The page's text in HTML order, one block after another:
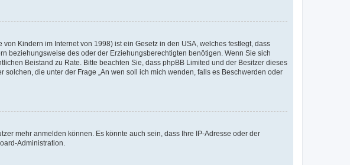
Kindern im Internet von 1998) ist ein Gesetz in den USA, welches festlegt, dass
beziehungsweise des oder der Erziehungsberechtigten benötigen. Wenn Sie sich
Beistand zu Rate. Bitte beachten Sie, dass phpBB Limited und der Besitzer dieses
die unter der Frage „An wen soll ich mich wenden, falls es Beschwerden oder
mehr anmelden können. Es könnte auch sein, dass Ihre IP-Adresse oder der
Administration.